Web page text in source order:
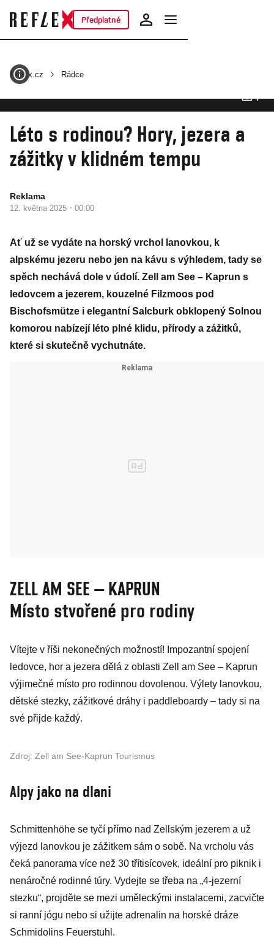
Předplatné
Reflex.cz Rádce
7
Fotogalerie
Léto s rodinou? Hory, jezera a
zážitky v klidném tempu
Reklama
12. května 2025 · 00:00
Ať už se vydáte na horský vrchol lanovkou, k
alpskému jezeru nebo jen na kávu s výhledem, tady se
spěch nechává dole v údolí. Zell am See – Kaprun s
ledovcem a jezerem, kouzelné Filzmoos pod
Bischofsmütze i elegantní Salcburk obklopený Solnou
komorou nabízejí léto plné klidu, přírody a zážitků,
které si skutečně vychutnáte.
ZELL AM SEE – KAPRUN
Místo stvořené pro rodiny
Vítejte v říši nekonečných možností! Impozantní spojení
ledovce, hor a jezera dělá z oblasti Zell am See – Kaprun
výjimečné místo pro rodinnou dovolenou. Výlety lanovkou,
dětské stezky, zážitkové dráhy i paddleboardy – tady si na
své přijde každý.
Zdroj: Zell am See-Kaprun Tourismus
Alpy jako na dlani
Schmittenhöhe se tyčí přímo nad Zellským jezerem a už
výjezd lanovkou je zážitkem sám o sobě. Na vrcholu vás
čeká panorama více než 30 třítisícovek, ideální pro piknik i
nenáročné rodinné túry. Vydejte se třeba na „4-jezerní
stezku“, projděte se mezi uměleckými instalacemi, zacvičte
si ranní jógu nebo si užijte adrenalin na horské dráze
Schmidolins Feuerstuhl.